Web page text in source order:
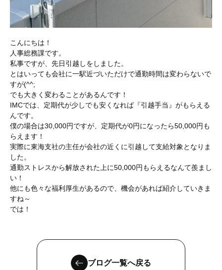
こんにちは！
人事総務課です。
私事ですが、先日引越しをしました。
とはいっても会社に一駅近づいただけで通勤時間は変わらないで
すが(^^;
でも大きく変わることがあるんです！
IMCでは、定期代が少しでも安くなれば『引越手当』がもらえる
んです。
僕の場合は30,000円ですが、定期代が0円になったら50,000円も
らえます！
実際に東海支社の主任が会社の近くに引越して支給対象となりま
した。
通勤ストレスから解放された上に50,000円もらえるなんて羨まし
い！
他にも色々な福利厚生があるので、機会があれば紹介していきま
すね～
では！
ブログ一覧へ戻る